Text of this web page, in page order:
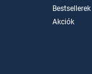
Bestsellerek
Akciók